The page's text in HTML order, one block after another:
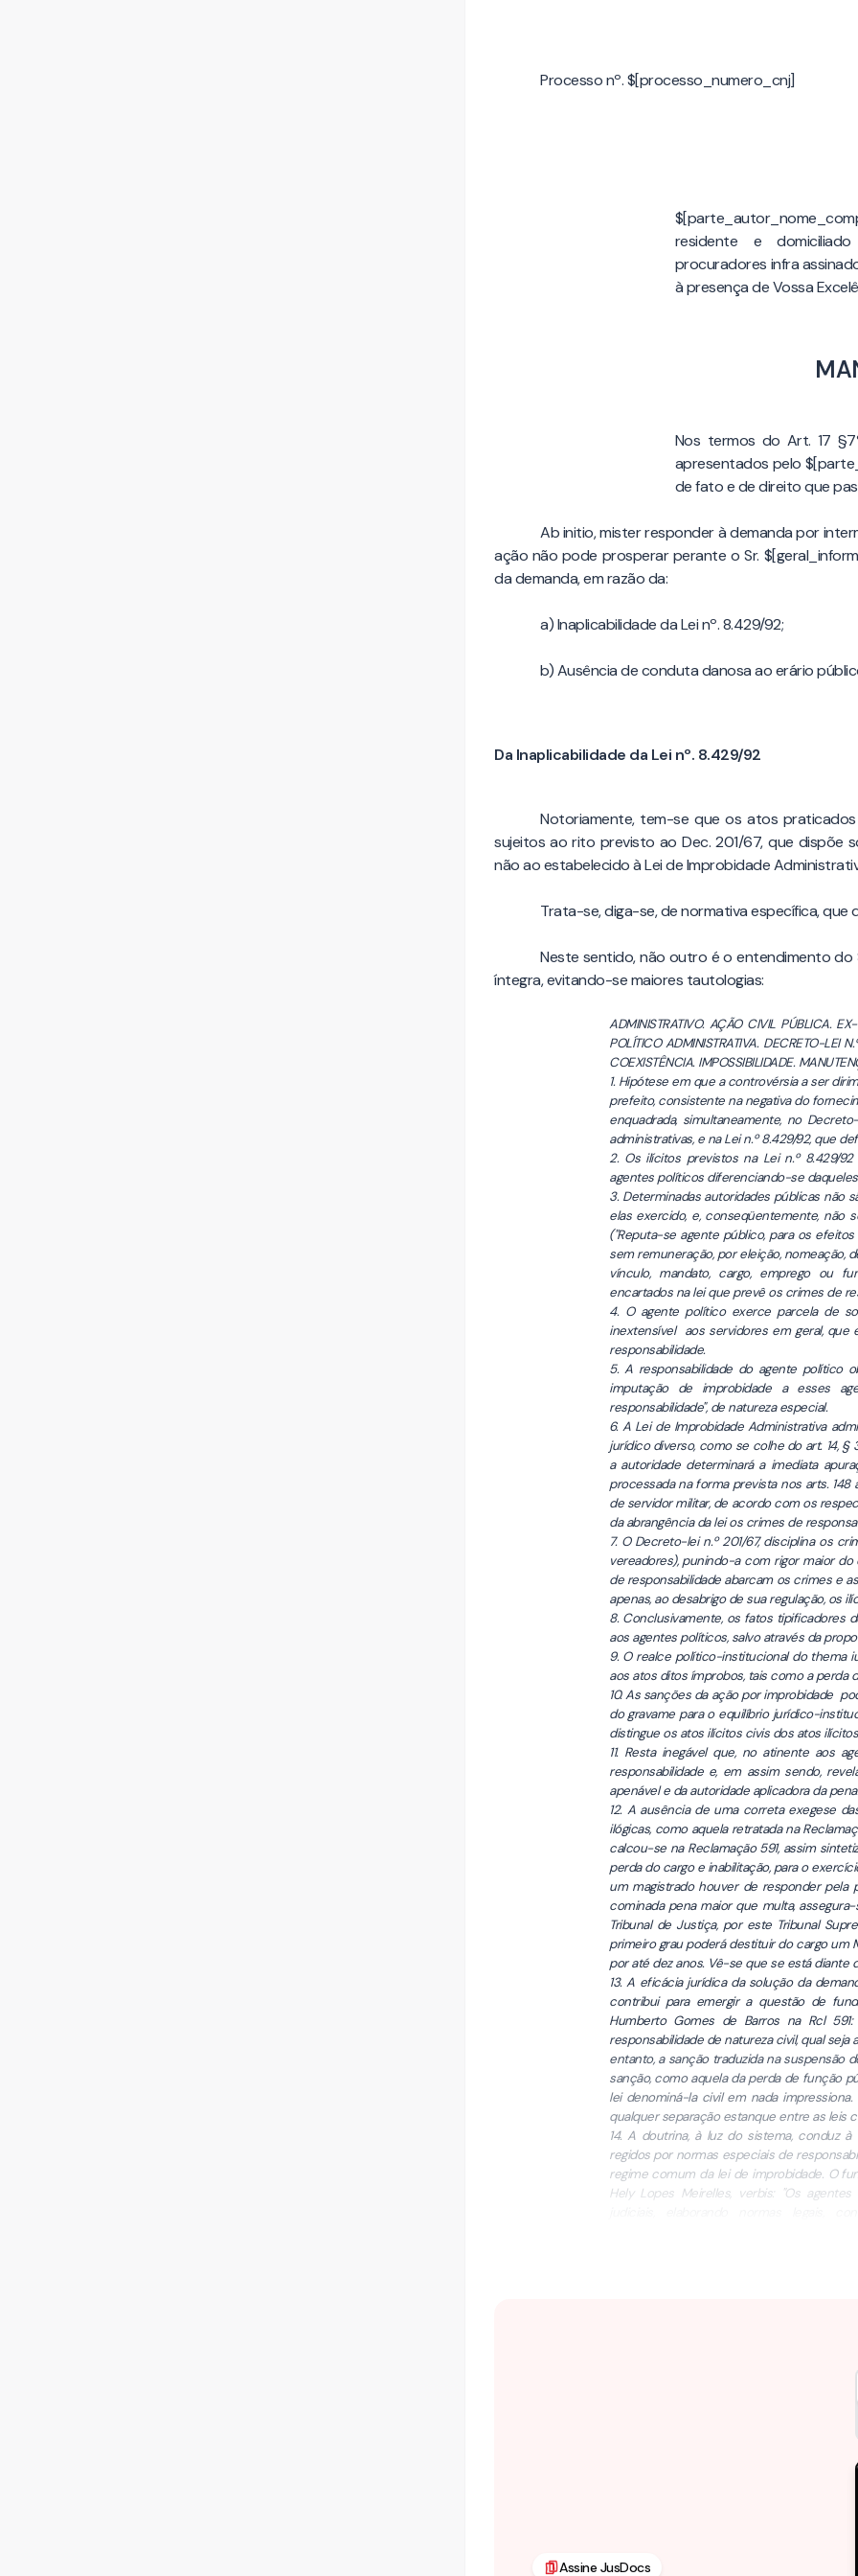
Processo nº. $[processo_numero_cnj]
residente e
procuradores infra
à presença de Vossa
Nos termos do Art. 17
apresentados pelo
de fato e de direito que
Ab initio, mister responder à demanda por
ação não pode prosperar perante o Sr.
da demanda, em razão da:
a) Inaplicabilidade da Lei nº. 8.429/92;
b) Ausência de conduta danosa ao erário
Da Inaplicabilidade da Lei nº. 8.429/92
Notoriamente, tem-se que os atos
sujeitos ao rito previsto ao Dec. 201/67, que dispõe
não ao estabelecido à Lei de Improbidade
Trata-se, diga-se, de normativa específica, que
Neste sentido, não outro é o entendimento do
íntegra, evitando-se maiores tautologias:
ADMINISTRATIVO. AÇÃO CIVIL PÚBLICA.
POLÍTICO ADMINISTRATIVA. DECRETO-LEI
COEXISTÊNCIA. IMPOSSIBILIDADE.
1. Hipótese em que a controvérsia a ser
prefeito, consistente na negativa do
enquadrada, simultaneamente, no
administrativas, e na Lei n.º 8.429/92, que
2. Os ilícitos previstos na Lei n.º 8.429/
agentes políticos diferenciando-se
3. Determinadas autoridades públicas não
elas exercido, e, conseqüentemente, não
("Reputa-se agente público, para os
sem remuneração, por eleição, nomeação,
vínculo, mandato, cargo, emprego ou
encartados na lei que prevê os crimes de
4. O agente político exerce parcela de
inextensível aos servidores em geral,
responsabilidade.
5. A responsabilidade do agente político
imputação de improbidade a esses
responsabilidade", de natureza especial.
6. A Lei de Improbidade Administrativa
jurídico diverso, como se colhe do art. 14,
a autoridade determinará a imediata
processada na forma prevista nos arts. 148
de servidor militar, de acordo com os
da abrangência da lei os crimes de
7. O Decreto-lei n.º 201/67, disciplina os
vereadores), punindo-a com rigor maior
de responsabilidade abarcam os crimes e
apenas, ao desabrigo de sua regulação, os
8. Conclusivamente, os fatos tipificadores
aos agentes políticos, salvo através da
9. O realce político-institucional do thema
aos atos ditos ímprobos, tais como a perda
10. As sanções da ação por improbidade
do gravame para o equilíbrio jurídico-
distingue os atos ilícitos civis dos atos
11. Resta inegável que, no atinente aos
responsabilidade e, em assim sendo,
apenável e da autoridade aplicadora da pena.
12. A ausência de uma correta exegese
ilógicas, como aquela retratada na
calcou-se na Reclamação 591, assim
perda do cargo e inabilitação, para o
um magistrado houver de responder pela
cominada pena maior que multa,
Tribunal de Justiça, por este Tribunal
primeiro grau poderá destituir do cargo um
por até dez anos. Vê-se que se está
13. A eficácia jurídica da solução da
contribui para emergir a questão de
Humberto Gomes de Barros na Rcl
responsabilidade de natureza civil, qual
entanto, a sanção traduzida na suspensão
sanção, como aquela da perda de função
lei denominá-la civil em nada
qualquer separação estanque entre as leis
14. A doutrina, à luz do sistema, conduz
regidos por normas especiais de
regime comum da lei de improbidade. O
Hely Lopes Meirelles, verbis: "Os
Assine JusDocs